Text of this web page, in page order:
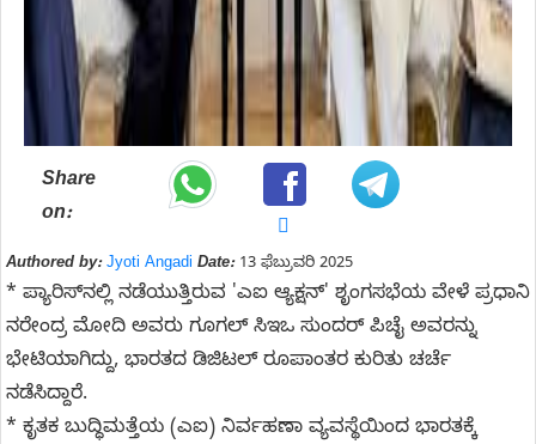
Share
on:
Authored by: Jyoti Angadi Date:13 ಫೆಬ್ರುವರಿ 2025
* ಪ್ಯಾರಿಸ್‌ನಲ್ಲಿ ನಡೆಯುತ್ತಿರುವ 'ಎಐ ಆ್ಯಕ್ಷನ್' ಶೃಂಗಸಭೆಯ ವೇಳೆ ಪ್ರಧಾನಿ
ನರೇಂದ್ರ ಮೋದಿ ಅವರು ಗೂಗಲ್ ಸಿಇಒ ಸುಂದರ್ ಪಿಚೈ ಅವರನ್ನು
ಭೇಟಿಯಾಗಿದ್ದು, ಭಾರತದ ಡಿಜಿಟಲ್ ರೂಪಾಂತರ ಕುರಿತು ಚರ್ಚೆ
ನಡೆಸಿದ್ದಾರೆ.
* ಕೃತಕ ಬುದ್ಧಿಮತ್ತೆಯ (ಎಐ) ನಿರ್ವಹಣಾ ವ್ಯವಸ್ಥೆಯಿಂದ ಭಾರತಕ್ಕೆ